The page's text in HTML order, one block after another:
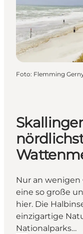
Foto: Flemming
Nur an
eine so große
hier. Die
einzigartige
Nationalparks…